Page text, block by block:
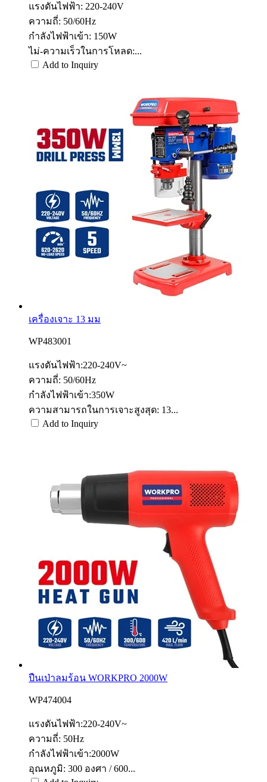
แรงดันไฟฟ้า: 220-240V
ความถี่: 50/60Hz
กำลังไฟฟ้าเข้า: 150W
ไม่-ความเร็วในการโหลด:...
Add to Inquiry
เครื่องเจาะ 13 มม
WP483001
แรงดันไฟฟ้า:220-240V~
ความถี่: 50/60Hz
กำลังไฟฟ้าเข้า:350W
ความสามารถในการเจาะสูงสุด: 13...
Add to Inquiry
ปืนเป่าลมร้อน WORKPRO 2000W
WP474004
แรงดันไฟฟ้า:220-240V~
ความถี่: 50Hz
กำลังไฟฟ้าเข้า:2000W
อุณหภูมิ: 300 องศา / 600...